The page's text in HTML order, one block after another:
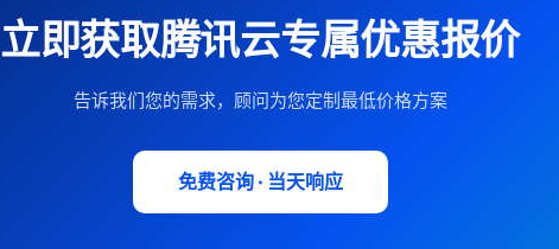
立即获取腾讯云专属优惠报价
告诉我们您的需求，顾问为您定制最低价格方案
免费咨询 · 当天响应